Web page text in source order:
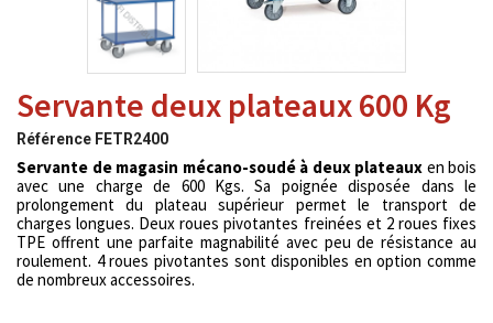
Servante deux plateaux 600 Kg
Référence FETR2400
Servante de magasin mécano-soudé à deux plateaux en bois
avec une charge de 600 Kgs. Sa poignée disposée dans le
prolongement du plateau supérieur permet le transport de
charges longues. Deux roues pivotantes freinées et 2 roues fixes
TPE offrent une parfaite magnabilité avec peu de résistance au
roulement. 4 roues pivotantes sont disponibles en option comme
de nombreux accessoires.